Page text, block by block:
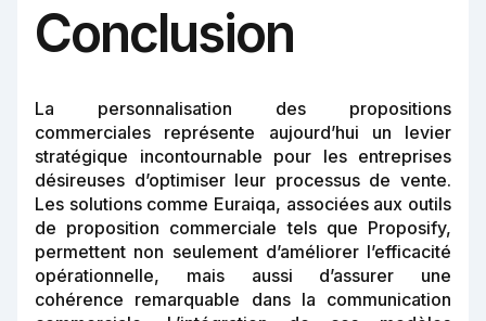
Conclusion
La personnalisation des propositions
commerciales représente aujourd’hui un levier
stratégique incontournable pour les entreprises
désireuses d’optimiser leur processus de vente.
Les solutions comme Euraiqa, associées aux outils
de proposition commerciale tels que Proposify,
permettent non seulement d’améliorer l’efficacité
opérationnelle, mais aussi d’assurer une
cohérence remarquable dans la communication